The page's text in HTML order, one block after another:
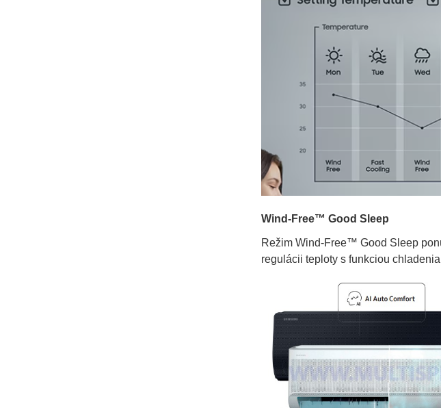
Wind-Free™ Good Sleep
Režim Wind-Free™ Good Sleep
regulácii teploty s funkciou